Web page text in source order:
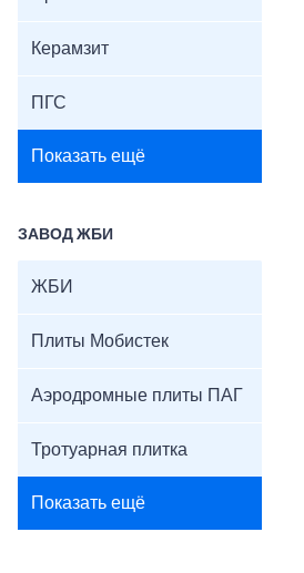
Керамзит
ПГС
Показать ещё
ЗАВОД ЖБИ
ЖБИ
Плиты Мобистек
Аэродромные плиты ПАГ
Тротуарная плитка
Показать ещё